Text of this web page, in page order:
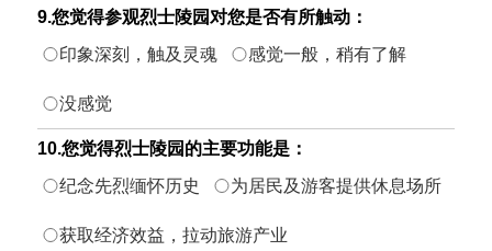
9.您觉得参观烈士陵园对您是否有所触动：
印象深刻，触及灵魂
感觉一般，稍有了解
没感觉
10.您觉得烈士陵园的主要功能是：
纪念先烈缅怀历史
为居民及游客提供休息场所
获取经济效益，拉动旅游产业